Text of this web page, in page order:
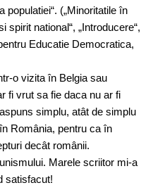
populatiei“. („Minoritatile în
spirit national“, „Introducere“,
Educatie Democratica,
o vizita în Belgia sau
fi vrut sa fie daca nu ar fi
simplu, atât de simplu
România, pentru ca în
decât românii.
Marele scriitor mi-a
satisfacut!